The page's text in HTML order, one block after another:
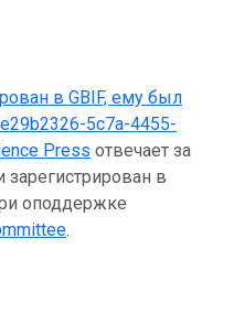
в GBIF, ему был
e29b2326-5c7a-4455-
Press отвечает за
зарегистрирован в
оподдержке
.